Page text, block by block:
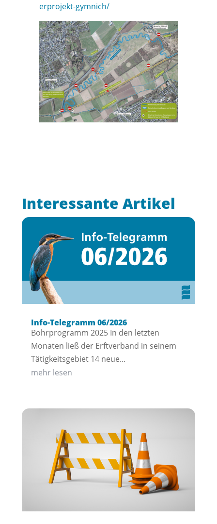
erprojekt-gymnich/
Interessante Artikel
Info-Telegramm 06/2026
Bohrprogramm 2025 In den letzten
Monaten ließ der Erftverband in seinem
Tätigkeitsgebiet 14 neue...
mehr lesen